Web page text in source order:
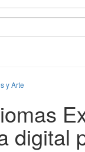
y Arte
digital